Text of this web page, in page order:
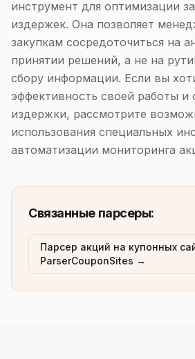
инструмент для оптимизации
издержек. Она позволяет
закупкам сосредоточиться на
принятии решений, а не на
сбору информации. Если вы
эффективность своей работы и
издержки, рассмотрите
использования специальных
автоматизации мониторинга
Связанные парсеры:
Парсер акций на купонных
ParserCouponSites →